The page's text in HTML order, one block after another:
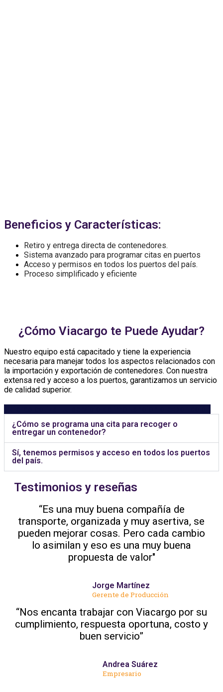
Beneficios y Características:
Retiro y entrega directa de contenedores.
Sistema avanzado para programar citas en puertos
Acceso y permisos en todos los puertos del país.
Proceso simplificado y eficiente
¿Cómo Viacargo te Puede Ayudar?
Nuestro equipo está capacitado y tiene la experiencia
necesaria para manejar todos los aspectos relacionados con
la importación y exportación de contenedores. Con nuestra
extensa red y acceso a los puertos, garantizamos un servicio
de calidad superior.
¿Cómo se programa una cita para recoger o
entregar un contenedor?
Sí, tenemos permisos y acceso en todos los puertos
del país.
Testimonios y reseñas
“Es una muy buena compañía de
transporte, organizada y muy asertiva, se
pueden mejorar cosas. Pero cada cambio
lo asimilan y eso es una muy buena
propuesta de valor"
Jorge Martínez
Gerente de Producción
“Nos encanta trabajar con Viacargo por su
cumplimiento, respuesta oportuna, costo y
buen servicio”
Andrea Suárez
Empresario